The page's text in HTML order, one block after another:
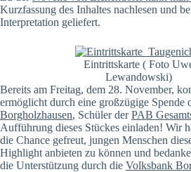
Kurzfassung des Inhaltes nachlesen und
Interpretation geliefert.
Eintrittskarte ( Foto
Lewandowski)
Bereits am Freitag, dem 28. November,
ermöglicht durch eine großzügige Spende
Borgholzhausen, Schüler derPAB
Aufführung dieses Stückes einladen! Wir
die Chance gefreut, jungen Menschen
Highlight anbieten zu können und
die Unterstützung durch die Volksbank